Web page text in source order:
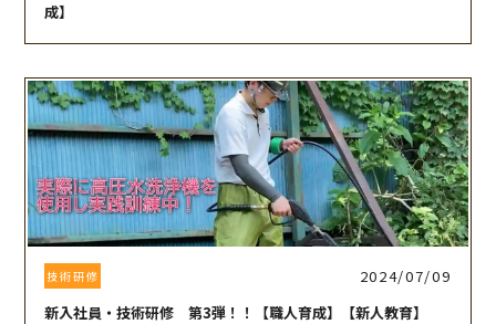
成】
技術研修
2024/07/09
新入社員・技術研修 第3弾！！【職人育成】【新人教育】